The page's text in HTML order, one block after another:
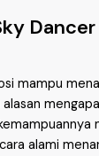
mampu
alami